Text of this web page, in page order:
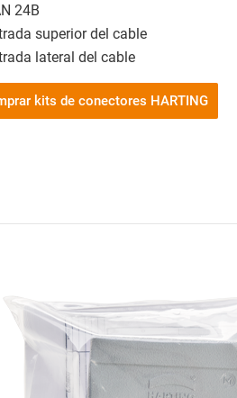
24B
superior del cable
lateral del cable
kits de conectores HARTING